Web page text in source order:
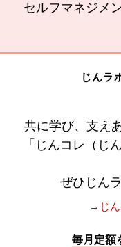
セルフマネジメ
じんラ
共に学び、支え
「じんコレ（じ
ぜひじん
→じん
毎月定額